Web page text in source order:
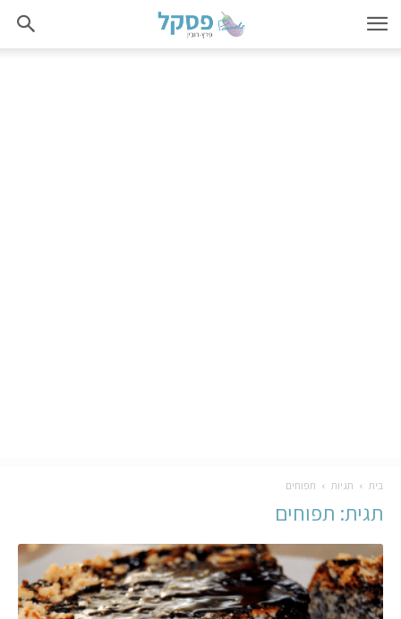
בית תגיות תפוחים
תגית: תפוחים